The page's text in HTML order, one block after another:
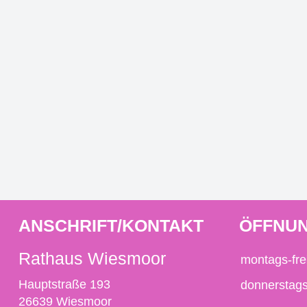
ANSCHRIFT/KONTAKT
Rathaus Wiesmoor
Hauptstraße 193
26639 Wiesmoor
montags-